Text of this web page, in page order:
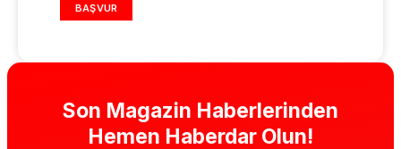
BAŞVUR
Son Magazin Haberlerinden
Hemen Haberdar Olun!